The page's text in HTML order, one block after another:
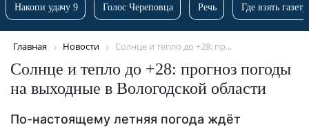
Накопи удачу 9 Голос Череповца Речь Где взять
Главная Новости Солнце и тепло до +28: пр...
Солнце и тепло до +28: прогноз погоды
на выходные в Вологодской области
По-настоящему летняя погода ждёт